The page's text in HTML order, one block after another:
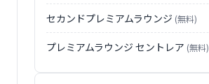
セカンドプレミアムラウンジ (無料)
プレミアムラウンジ セントレア (無料)